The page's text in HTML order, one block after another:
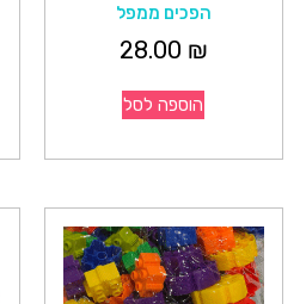
הפכים ממפל
28.00 ₪
הוספה לסל